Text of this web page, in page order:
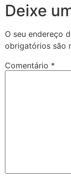
Deixe
O seu endereço
obrigatórios são
Comentário *